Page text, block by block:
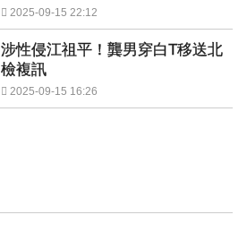
2025-09-15 22:12
涉性侵江祖平！龔男穿白T移送北
檢複訊
2025-09-15 16:26